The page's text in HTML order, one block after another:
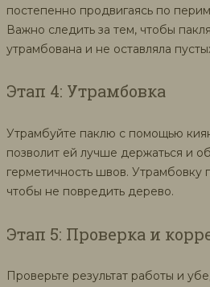
постепенно продвигаясь по
Важно следить за тем, чтобы
утрамбована и не оставляла
Этап 4: Утрамбовка
Утрамбуйте паклю с помощью
позволит ей лучше держаться и
герметичность швов. Утрамбовку
чтобы не повредить дерево.
Этап 5: Проверка и
Проверьте результат работы и